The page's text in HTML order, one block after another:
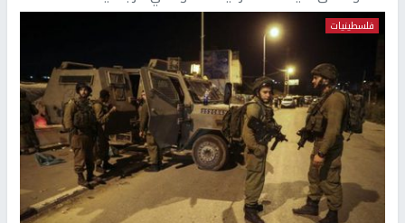
فلسطينيات